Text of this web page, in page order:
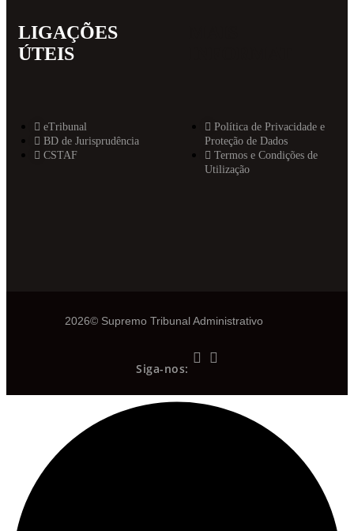
LIGAÇÕES
ÚTEIS
eTribunal
BD de Jurisprudência
CSTAF
Política de Privacidade e
Proteção de Dados
Termos e Condições de
Utilização
2026© Supremo Tribunal Administrativo
Siga-nos: